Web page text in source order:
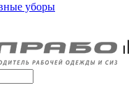
уборы